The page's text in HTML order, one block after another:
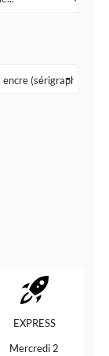
EXPRESS
Mercredi 2